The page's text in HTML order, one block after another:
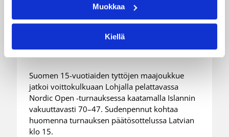
Muokkaa
Kiellä
Suomen 15-vuotiaat tytöt
voittivat Islannin Nordic Open -
turnauksen toisessa ottelussa
Suomen 15-vuotiaiden tyttöjen maajoukkue
jatkoi voittokulkuaan Lohjalla pelattavassa
Nordic Open -turnauksessa kaatamalla Islannin
vakuuttavasti 70–47. Sudenpennut kohtaa
huomenna turnauksen päätösottelussa Latvian
klo 15.